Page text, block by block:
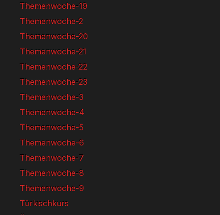
Themenwoche-19
Themenwoche-2
Themenwoche-20
Themenwoche-21
Themenwoche-22
Themenwoche-23
Themenwoche-3
Themenwoche-4
Themenwoche-5
Themenwoche-6
Themenwoche-7
Themenwoche-8
Themenwoche-9
Türkischkurs